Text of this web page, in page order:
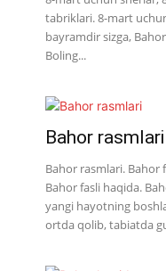
tabriklari. 8-mart
bayramdir sizga,
Boling...
Bahor rasmlari
Bahor rasmlari. Bahor
Bahor fasli haqida.
yangi hayotning
ortda qolib, tabiatda